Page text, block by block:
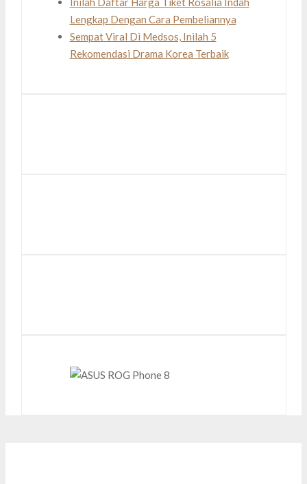
Lengkap Dengan Cara Pembeliannya
Sempat Viral Di Medsos, Inilah 5
Rekomendasi Drama Korea Terbaik